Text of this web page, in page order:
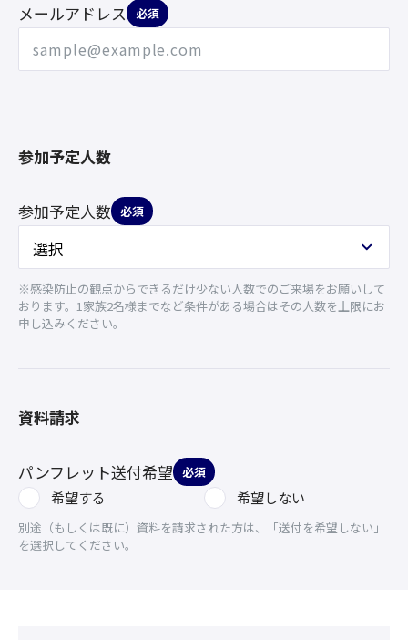
メールアドレス 必須
参加予定人数
参加予定人数 必須
※感染防止の観点からできるだけ少ない人数でのご来場をお願いして
おります。1家族2名様までなど条件がある場合はその人数を上限にお
申し込みください。
資料請求
パンフレット送付希望 必須
希望する 希望しない
別途（もしくは既に）資料を請求された方は、「送付を希望しない」
を選択してください。